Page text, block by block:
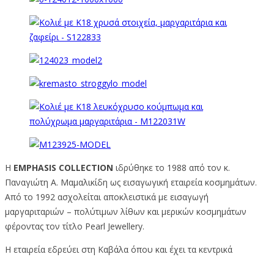
Η EMPHASIS COLLECTION ιδρύθηκε το 1988 από τον κ.
Παναγιώτη Α. Μαμαλικίδη ως εισαγωγική εταιρεία κοσμημάτων.
Από το 1992 ασχολείται αποκλειστικά με εισαγωγή
μαργαριταριών – πολύτιμων λίθων και μερικών κοσμημάτων
φέροντας τον τίτλο Pearl Jewellery.
Η εταιρεία εδρεύει στη Καβάλα όπου και έχει τα κεντρικά